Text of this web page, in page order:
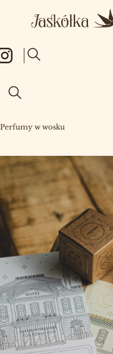
Otwórz wyszukiwarkę
Otwórz wyszukiwarkę
Perfumy w wosku